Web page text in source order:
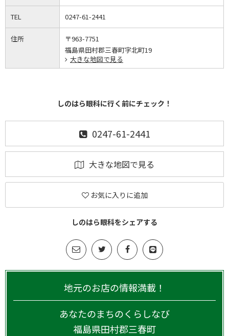
TEL 0247-61-2441
住所
〒963-7751
福島県田村郡三春町字北町19
大きな地図で見る
しのはら眼科に行く前にチェック！
0247-61-2441
大きな地図で見る
お気に入りに追加
しのはら眼科をシェアする
地元のお店の情報満載！
あなたのまちのくらしなび
福島県田村郡三春町